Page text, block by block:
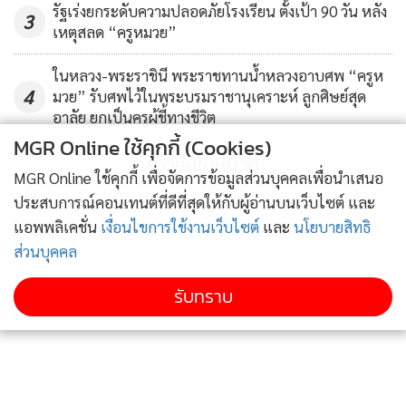
ภายในงานได้จัดให้มีขบวนแห่เฉลิมพระเกียรติ โดยมีช้าง
จำนวนกว่า 30 เชือก
3
รัฐเร่งยกระดับความปลอดภัยโรงเรียน ตั้งเป้า 90 วัน หลัง
เหตุสลด “ครูหมวย”
4
ในหลวง-พระราชินี พระราชทานน้ำหลวงอาบศพ “ครูห
มวย” รับศพไว้ในพระบรมราชานุเคราะห์ ลูกศิษย์สุด
อาลัย ยกเป็นครูผู้ชี้ทางชีวิต
ข่าวอื่นในหมวด
MGR Online ใช้คุกกี้ (Cookies)
MGR Online ใช้คุกกี้ เพื่อจัดการข้อมูลส่วนบุคคลเพื่อนำเสนอ
ประสบการณ์คอนเทนต์ที่ดีที่สุดให้กับผู้อ่านบนเว็บไซต์ และ
แอพพลิเคชั่น เงื่อนไขการใช้งานเว็บไซต์ และ นโยบายสิทธิ
ส่วนบุคคล
รับทราบ